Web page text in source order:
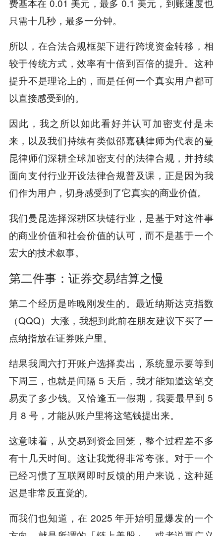
费基本在 0.01 美元，最多 0.1 美元，到账速度也
只需十几秒，最多一分钟。
所以，在合法合规框架下进行跨境资金转移，相
较于传统方式，效率有十倍到百倍的提升。这种
提升不是理论上的，而是任何一个真实用户都可
以直接感受到的。
因此，我之所以如此看好并认可加密支付是未
来，以及我们持续有类似邵嘉碘律师为代表的曼
昆律师们深耕全球加密支付的法律合规，并持续
面向支付行业开设法律合规普及课，正是因为我
们作为用户，切身感受到了它真实的商业价值。
我们曼昆选择深耕区块链行业，是基于对这件事
的商业价值和社会价值的认可，而不是基于一个
宏大的技术叙事。
第二件事：证券交易结算之慢
第二个经历是昨晚刚发生的。最近纳斯达克指数
（QQQ）大涨，我想到此前在朋友建议下买了一
点纳指放在证券账户里。
结果我周六打开账户选择卖出，系统显示要等到
下周三，也就是间隔 5 天后，我才能知道这笔交
易卖了多少钱。又恰逢五一假期，我要最早到 5
月 8 号，才能从账户里将这笔钱提出来。
这意味着，从交易到资金回笼，整个过程差不多
有十几天时间。这让我觉得非常夸张。对于一个
已经习惯了互联网即时反馈的用户来说，这种延
迟是非常反直觉的。
而我们也知道，在 2025 年开始明显爆发的一个